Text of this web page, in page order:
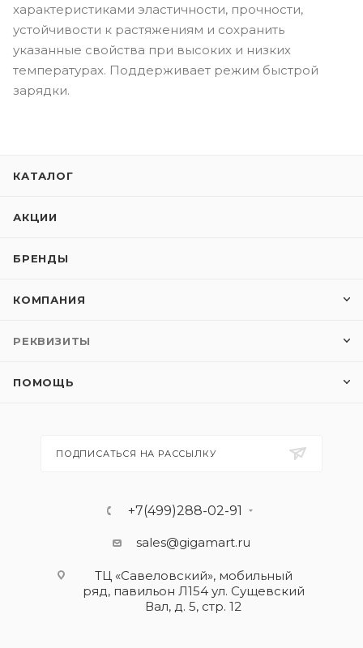
характеристиками эластичности, прочности,
устойчивости к растяжениям и сохранить
указанные свойства при высоких и низких
температурах. Поддерживает режим быстрой
зарядки.
КАТАЛОГ
АКЦИИ
БРЕНДЫ
КОМПАНИЯ
РЕКВИЗИТЫ
ПОМОЩЬ
ПОДПИСАТЬСЯ НА РАССЫЛКУ
+7(499)288-02-91
sales@gigamart.ru
ТЦ «Савеловский», мобильный
ряд, павильон Л154 ул. Сущевский
Вал, д. 5, стр. 12